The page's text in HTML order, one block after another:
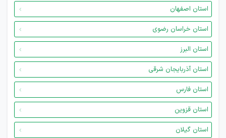
استان اصفهان
استان خراسان رضوی
استان البرز
استان آذربایجان شرقی
استان فارس
استان قزوین
استان گیلان